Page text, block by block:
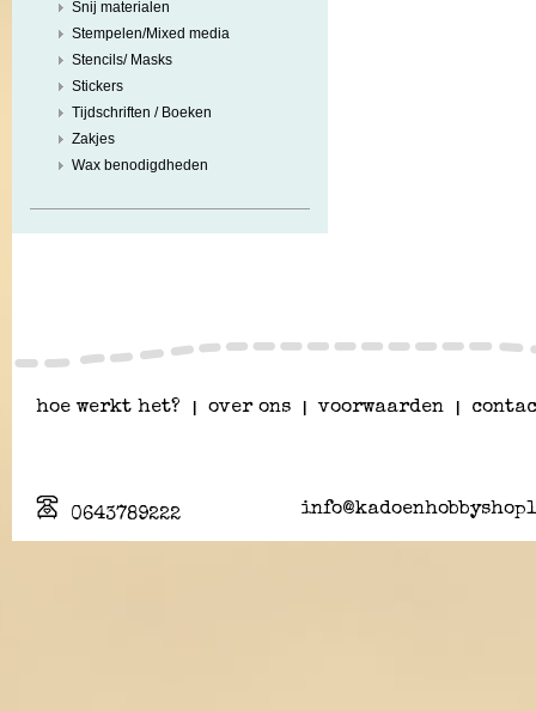
Snij materialen
Stempelen/Mixed media
Stencils/ Masks
Stickers
Tijdschriften / Boeken
Zakjes
Wax benodigdheden
hoe werkt het? over ons voorwaarden
0643789222